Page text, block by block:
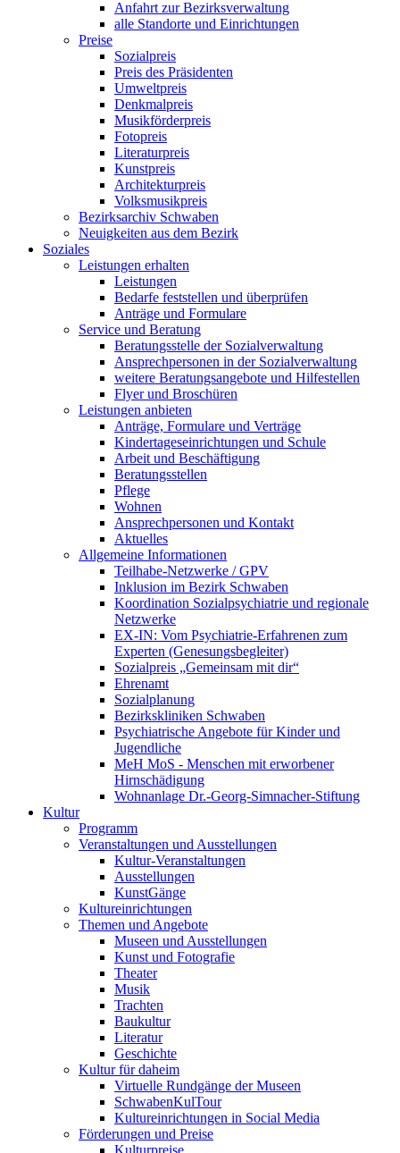
Anfahrt zur Bezirksverwaltung
alle Standorte und Einrichtungen
Preise
Sozialpreis
Preis des Präsidenten
Umweltpreis
Denkmalpreis
Musikförderpreis
Fotopreis
Literaturpreis
Kunstpreis
Architekturpreis
Volksmusikpreis
Bezirksarchiv Schwaben
Neuigkeiten aus dem Bezirk
Soziales
Leistungen erhalten
Leistungen
Bedarfe feststellen und überprüfen
Anträge und Formulare
Service und Beratung
Beratungsstelle der Sozialverwaltung
Ansprechpersonen in der Sozialverwaltung
weitere Beratungsangebote und Hilfestellen
Flyer und Broschüren
Leistungen anbieten
Anträge, Formulare und Verträge
Kindertageseinrichtungen und Schule
Arbeit und Beschäftigung
Beratungsstellen
Pflege
Wohnen
Ansprechpersonen und Kontakt
Aktuelles
Allgemeine Informationen
Teilhabe-Netzwerke / GPV
Inklusion im Bezirk Schwaben
Koordination Sozialpsychiatrie und regionale
Netzwerke
EX-IN: Vom Psychiatrie-Erfahrenen zum
Experten (Genesungsbegleiter)
Sozialpreis „Gemeinsam mit dir“
Ehrenamt
Sozialplanung
Bezirkskliniken Schwaben
Psychiatrische Angebote für Kinder und
Jugendliche
MeH MoS - Menschen mit erworbener
Hirnschädigung
Wohnanlage Dr.-Georg-Simnacher-Stiftung
Kultur
Programm
Veranstaltungen und Ausstellungen
Kultur-Veranstaltungen
Ausstellungen
KunstGänge
Kultureinrichtungen
Themen und Angebote
Museen und Ausstellungen
Kunst und Fotografie
Theater
Musik
Trachten
Baukultur
Literatur
Geschichte
Kultur für daheim
Virtuelle Rundgänge der Museen
SchwabenKulTour
Kultureinrichtungen in Social Media
Förderungen und Preise
Kulturpreise